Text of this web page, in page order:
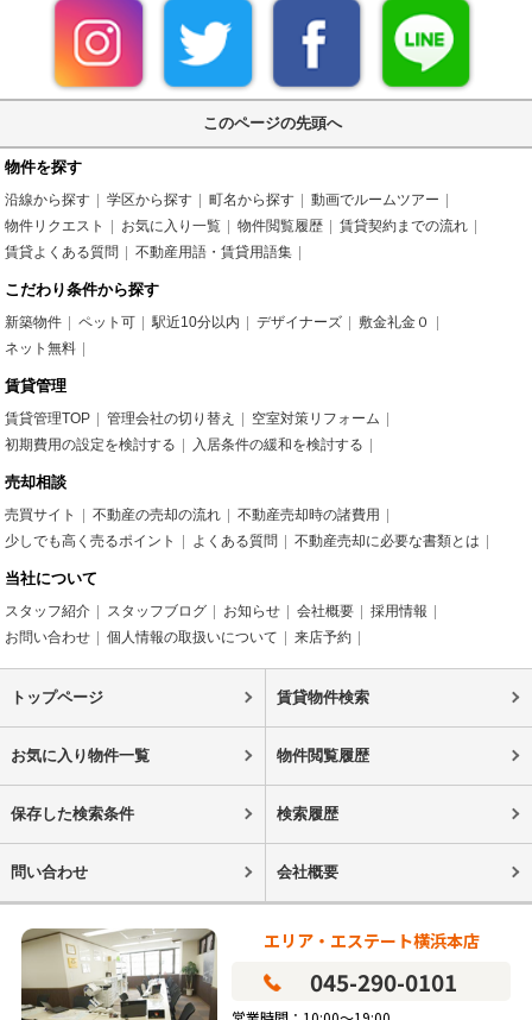
このページの先頭へ
物件を探す
沿線から探す 学区から探す 町名から探す
動画でルームツアー
物件リクエスト
お気に入り一覧 物件閲覧履歴
賃貸契約までの流れ
賃貸よくある質問
不動産用語・賃貸用語集
こだわり条件から探す
新築物件 ペット可 駅近10分以内 デザイナーズ
敷金礼金０
ネット無料
賃貸管理
賃貸管理TOP 管理会社の切り替え
空室対策リフォーム
初期費用の設定を検討する
入居条件の緩和を検討する
売却相談
売買サイト 不動産の売却の流れ
不動産売却時の諸費用
少しでも高く売るポイント
よくある質問 不動産売却に必要な書類とは
当社について
スタッフ紹介 スタッフブログ お知らせ 会社概要
採用情報
お問い合わせ
個人情報の取扱いについて 来店予約
トップページ 賃貸物件検索
お気に入り物件一覧 物件閲覧履歴
保存した検索条件 検索履歴
問い合わせ 会社概要
エリア・エステート横浜本店
045-290-0101